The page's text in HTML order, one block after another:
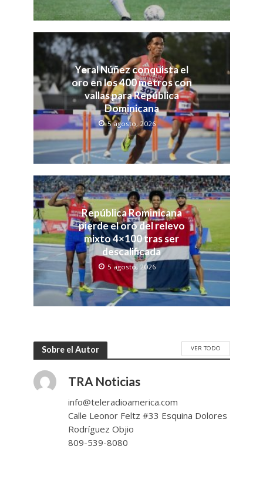
Yeral Núñez conquista el
oro en los 400 metros con
vallas para República
Dominicana
5 agosto, 2026
República Rominicana
pierde el oro del relevo
mixto 4×100 tras ser
descalificada
5 agosto, 2026
Sobre el Autor VER TODO
TRA Noticias
info@teleradioamerica.com
Calle Leonor Feltz #33 Esquina Dolores
Rodríguez Objio
809-539-8080